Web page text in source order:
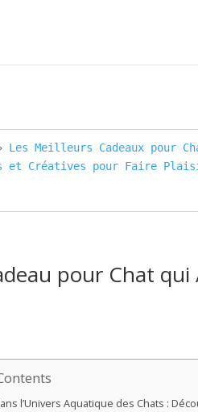
Les Meilleurs Cadeaux pour
et Créatives pour Faire
pour Chat qui
l’Univers Aquatique des Chats :